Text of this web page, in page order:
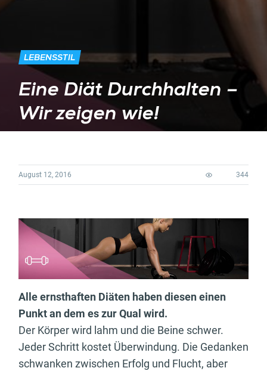
LEBENSSTIL
Eine Diät Durchhalten –
Wir zeigen wie!
August 12, 2016 344
Alle ernsthaften Diäten haben diesen einen
Punkt an dem es zur Qual wird.
Der Körper wird lahm und die Beine schwer.
Jeder Schritt kostet Überwindung. Die Gedanken
schwanken zwischen Erfolg und Flucht, aber